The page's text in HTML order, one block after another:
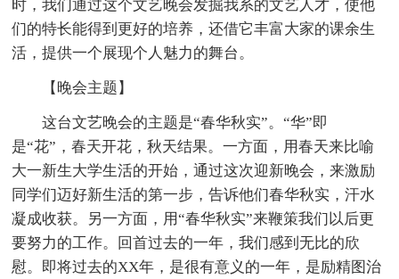
时，我们通过这个文艺晚会发掘我系的文艺人才，使他
们的特长能得到更好的培养，还借它丰富大家的课余生
活，提供一个展现个人魅力的舞台。
【晚会主题】
这台文艺晚会的主题是“春华秋实”。“华”即
是“花”，春天开花，秋天结果。一方面，用春天来比喻
大一新生大学生活的开始，通过这次迎新晚会，来激励
同学们迈好新生活的第一步，告诉他们春华秋实，汗水
凝成收获。另一方面，用“春华秋实”来鞭策我们以后更
要努力的工作。回首过去的一年，我们感到无比的欣
慰。即将过去的XX年，是很有意义的一年，是励精图治